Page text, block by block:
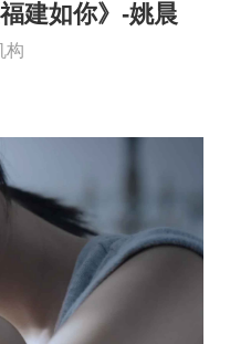
建如你》-姚晨
构